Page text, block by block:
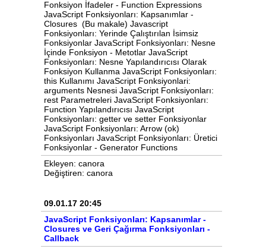
Fonksiyon İfadeler - Function Expressions
JavaScript Fonksiyonları: Kapsanımlar -
Closures (Bu makale) Javascript
Fonksiyonları: Yerinde Çalıştırılan İsimsiz
Fonksiyonlar JavaScript Fonksiyonları: Nesne
İçinde Fonksiyon - Metotlar JavaScript
Fonksiyonları: Nesne Yapılandırıcısı Olarak
Fonksiyon Kullanma JavaScript Fonksiyonları:
this Kullanımı JavaScript Fonksiyonlari:
arguments Nesnesi JavaScript Fonksiyonları:
rest Parametreleri JavaScript Fonksiyonları:
Function Yapılandırıcısı JavaScript
Fonksiyonları: getter ve setter Fonksiyonlar
JavaScript Fonksiyonları: Arrow (ok)
Fonksiyonları JavaScript Fonksiyonları: Üretici
Fonksiyonlar - Generator Functions
Ekleyen: canora
Değiştiren: canora
09.01.17 20:45
JavaScript Fonksiyonları: Kapsanımlar -
Closures ve Geri Çağırma Fonksiyonları -
Callback